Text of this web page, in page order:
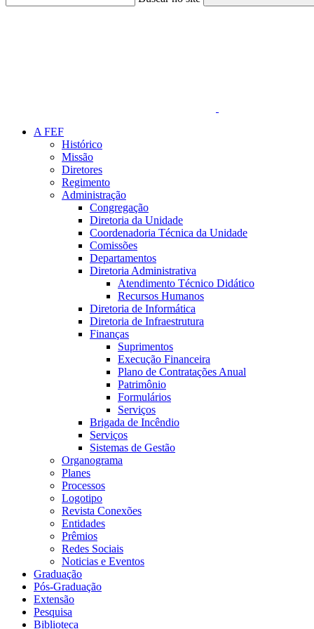
A FEF
Histórico
Missão
Diretores
Regimento
Administração
Congregação
Diretoria da Unidade
Coordenadoria Técnica da Unidade
Comissões
Departamentos
Diretoria Administrativa
Atendimento Técnico Didático
Recursos Humanos
Diretoria de Informática
Diretoria de Infraestrutura
Finanças
Suprimentos
Execução Financeira
Plano de Contratações Anual
Patrimônio
Formulários
Serviços
Brigada de Incêndio
Serviços
Sistemas de Gestão
Organograma
Planes
Processos
Logotipo
Revista Conexões
Entidades
Prêmios
Redes Sociais
Noticias e Eventos
Graduação
Pós-Graduação
Extensão
Pesquisa
Biblioteca